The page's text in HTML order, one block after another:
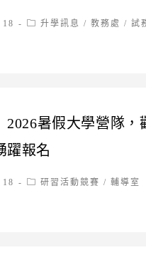
Post升學訊息 / 教務處 / 試
2026暑假大學營隊，
躍報名
Post研習活動競賽 / 輔導室